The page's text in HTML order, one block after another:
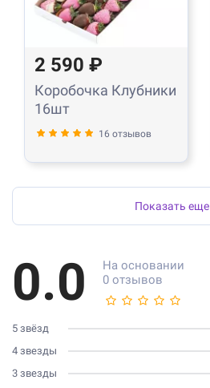
2 590 ₽
Коробочка Клубники
16шт
16 отзывов
Показать еще
0.0
На основании
0 отзывов
5 звёзд
4 звезды
3 звезды